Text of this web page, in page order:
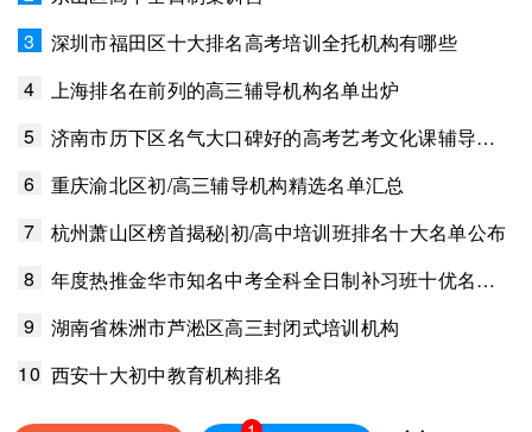
3
深圳市福田区十大排名高考培训全托机构有哪些
4
上海排名在前列的高三辅导机构名单出炉
5
济南市历下区名气大口碑好的高考艺考文化课辅导机构名单出炉
6
重庆渝北区初/高三辅导机构精选名单汇总
7
杭州萧山区榜首揭秘|初/高中培训班排名十大名单公布
8
年度热推金华市知名中考全科全日制补习班十优名单盘点
9
湖南省株洲市芦淞区高三封闭式培训机构
10 西安十大初中教育机构排名